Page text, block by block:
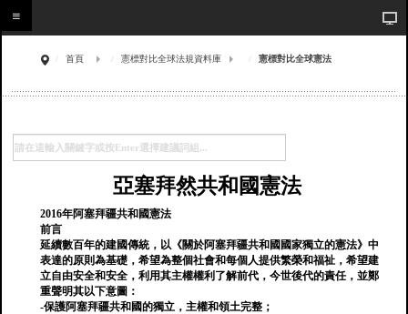
首頁 憲標對比全球法規資料庫 憲標對比全球憲法
亞塞拜然共和國憲法
2016年阿塞拜疆共和國憲法
前言
延續數百年的建國傳統，以《關於阿塞拜疆共和國國家獨立的憲法》中
表達的原則為基礎，希望為整個社會和每個人提供繁榮和福祉，希望建
立自由安全和安全，利用其主權權利了解前代，今世後代的責任，並鄭
重聲明其以下意圖：
-保護阿塞拜疆共和國的獨立，主權和領土完整；